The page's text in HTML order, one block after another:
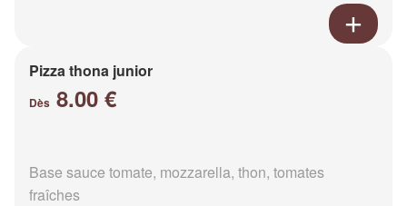
Pizza thona junior
Dès 8.00 €
Base sauce tomate, mozzarella, thon, tomates
fraîches